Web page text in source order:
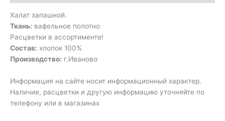
Халат запашной.
Ткань: вафельное полотно
Расцветки в ассортименте!
Состав: хлопок 100%
Производство: г.Иваново
Информация на сайте носит информационный характер.
Наличие, расцветки и другую информацию уточняйте по
телефону или в магазинах